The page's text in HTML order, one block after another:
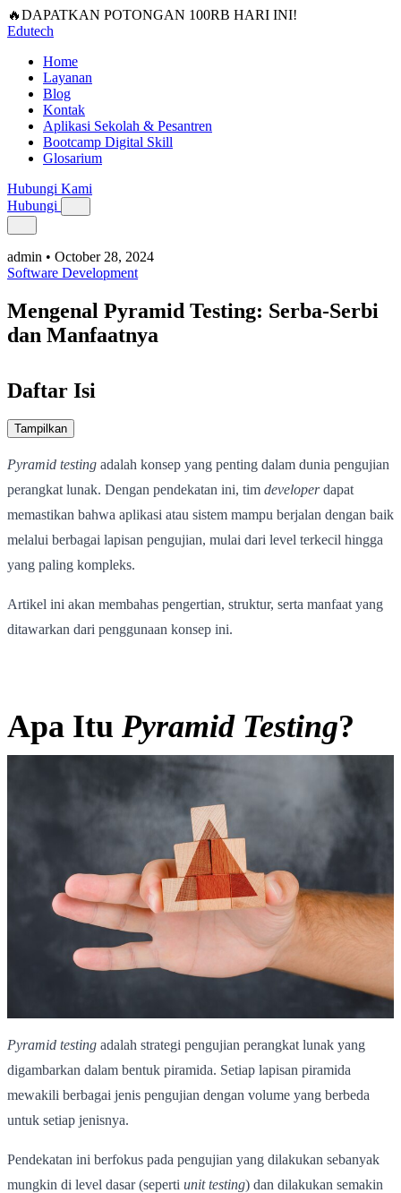
🔥DAPATKAN POTONGAN 100RB HARI INI!
Edutech
Home
Layanan
Blog
Kontak
Aplikasi Sekolah & Pesantren
Bootcamp Digital Skill
Glosarium
Hubungi Kami
Hubungi
admin • October 28, 2024
Software Development
Mengenal Pyramid Testing: Serba-Serbi
dan Manfaatnya
Daftar Isi
Tampilkan
Pyramid testing adalah konsep yang penting dalam dunia pengujian
perangkat lunak. Dengan pendekatan ini, tim developerdapat
memastikan bahwa aplikasi atau sistem mampu berjalan dengan baik
melalui berbagai lapisan pengujian, mulai dari level terkecil hingga
yang paling kompleks.
Artikel ini akan membahas pengertian, struktur, serta manfaat yang
ditawarkan dari penggunaan konsep ini.
Apa Itu Pyramid Testing?
Pyramid testing adalah strategi pengujian perangkat lunak yang
digambarkan dalam bentuk piramida. Setiap lapisan piramida
mewakili berbagai jenis pengujian dengan volume yang berbeda
untuk setiap jenisnya.
Pendekatan ini berfokus pada pengujian yang dilakukan sebanyak
mungkin di level dasar (seperti unit testing) dan dilakukan semakin